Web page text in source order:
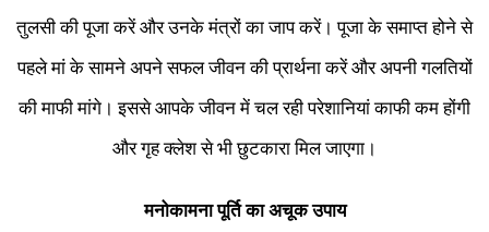
तुलसी की पूजा करें और उनके मंत्रों का जाप करें। पूजा के समाप्त होने से
पहले मां के सामने अपने सफल जीवन की प्रार्थना करें और अपनी गलतियों
की माफी मांगे। इससे आपके जीवन में चल रही परेशानियां काफी कम होंगी
और गृह क्लेश से भी छुटकारा मिल जाएगा।
मनोकामना पूर्ति का अचूक उपाय